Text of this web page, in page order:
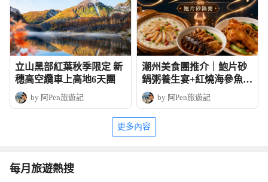
立山黑部紅葉秋季限定 新
穗高空纜車上高地6天團
by 阿Pen旅遊記
潮州美食團推介｜鮑片砂
鍋粥養生宴+紅燒海參魚皮
+湘子橋的日與夜
by 阿Pen旅遊記
更多內容
每月旅遊熱搜